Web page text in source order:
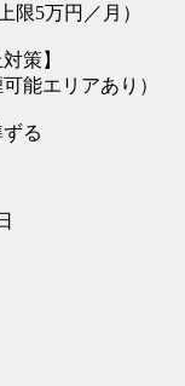
限5万円／月）
策】
能エリアあり）
る